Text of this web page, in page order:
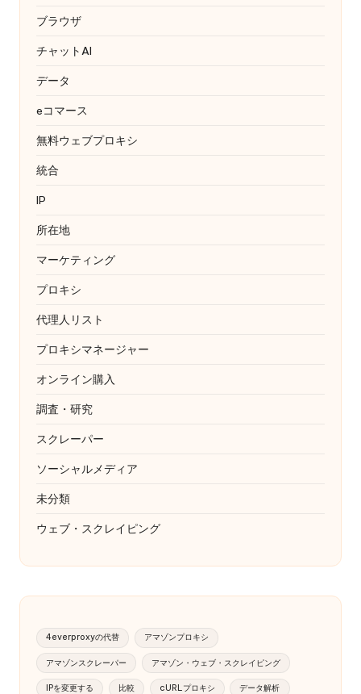
ブラウザ
チャットAI
データ
eコマース
無料ウェブプロキシ
統合
IP
所在地
マーケティング
プロキシ
代理人リスト
プロキシマネージャー
オンライン購入
調査・研究
スクレーパー
ソーシャルメディア
未分類
ウェブ・スクレイピング
4everproxyの代替 アマゾンプロキシ
アマゾンスクレーパー アマゾン・ウェブ・スクレイピング
IPを変更する 比較 cURLプロキシ データ解析